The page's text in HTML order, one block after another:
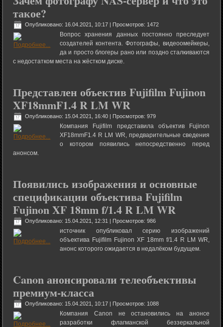
такое?
Опубликовано: 16.04.2021, 10:17 | Просмотров: 1472
Вопрос хранения данных постоянно преследует
создателей контента. Фотографы, видеоомейкеры,
да и просто блогеры рано или поздно сталкиваются
с недостатком места на жёстком диске.
Представлен объектив Fujifilm Fujinon
XF18mmF1.4 R LM WR
Опубликовано: 15.04.2021, 16:40 | Просмотров: 979
Компания Fujifilm представила объектив Fujinon
XF18mmF1.4 R LM WR, предварительные сведения
о котором появились непосредственно перед
анонсом.
Появились изображения и основные
спецификации объектива Fujifilm
Fujinon XF 18mm f/1.4 R LM WR
Опубликовано: 15.04.2021, 12:31 | Просмотров: 986
источник опубликовал серию изображений
объектива Fujifilm Fujinon XF 18mm f/1.4 R LM WR,
анонс которого ожидается в недалёком будущем.
Canon анонсировали телеобъективы
премиум-класса
Опубликовано: 15.04.2021, 10:17 | Просмотров: 1088
Компания Canon не остановились на анонсе
разработки флагманской беззеркальной